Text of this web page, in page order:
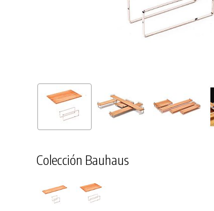
Colección Bauhaus